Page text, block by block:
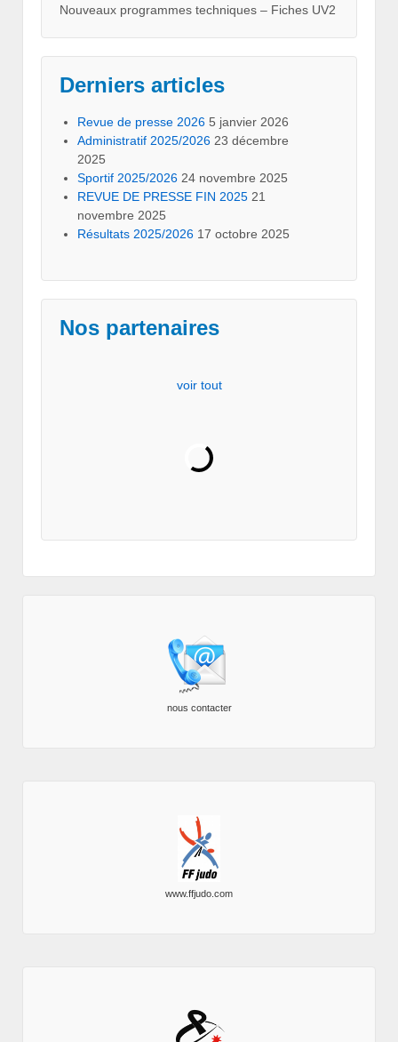
Nouveaux programmes techniques – Fiches UV2
Derniers articles
Revue de presse 2026 5 janvier 2026
Administratif 2025/2026 23 décembre
2025
Sportif 2025/2026 24 novembre 2025
REVUE DE PRESSE FIN 2025 21
novembre 2025
Résultats 2025/2026 17 octobre 2025
Nos partenaires
voir tout
nous contacter
www.ffjudo.com